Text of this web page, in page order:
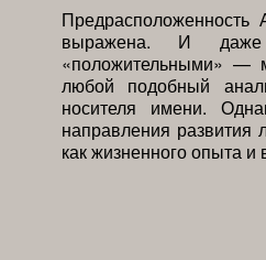
выражена. И даже
«положительными» —
любой подобный
носителя имени.
направления развития
как жизненного опыта и